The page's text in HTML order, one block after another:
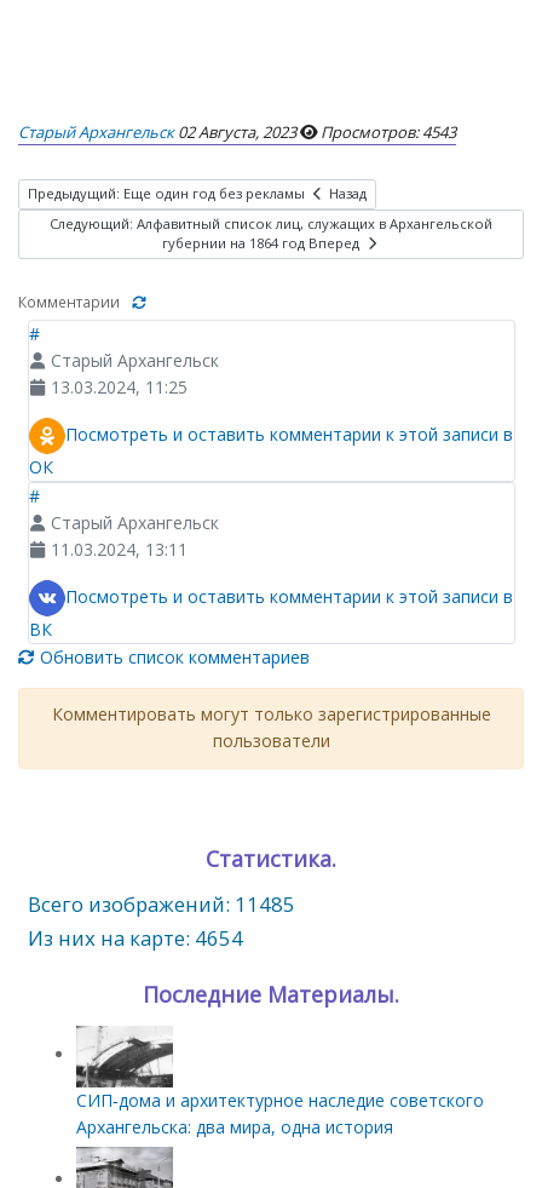
Старый Архангельск 02 Августа, 2023 Просмотров: 4543
Предыдущий: Еще один год без рекламы
Назад
Следующий: Алфавитный список лиц, служащих в Архангельской
губернии на 1864 год Вперед
Комментарии
#
Старый Архангельск
13.03.2024, 11:25
Посмотреть и оставить комментарии к этой записи в
ОК
#
Старый Архангельск
11.03.2024, 13:11
Посмотреть и оставить комментарии к этой записи в
ВК
Обновить список комментариев
Комментировать могут только зарегистрированные
пользователи
Статистика.
Всего изображений: 11485
Из них на карте: 4654
Последние Материалы.
СИП‑дома и архитектурное наследие советского
Архангельска: два мира, одна история